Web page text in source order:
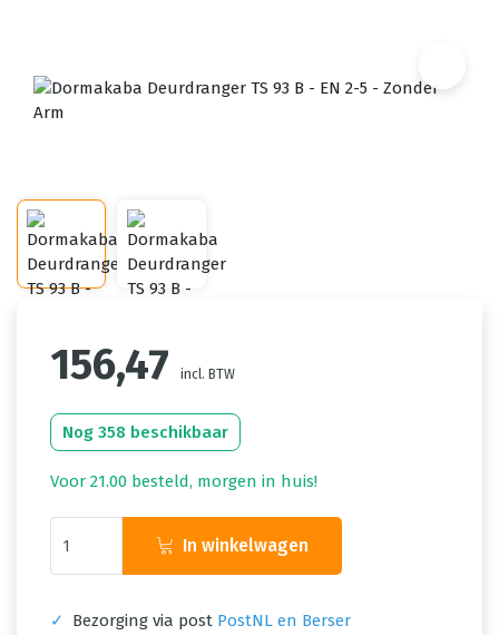
156,47 incl. BTW
Nog 358 beschikbaar
Voor 21.00 besteld, morgen in huis!
In winkelwagen
✓ Bezorging via post PostNL en Berser